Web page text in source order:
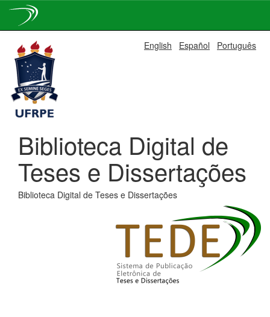
navigation
English Español Português
Biblioteca Digital de
Teses e Dissertações
Biblioteca Digital de Teses e Dissertações